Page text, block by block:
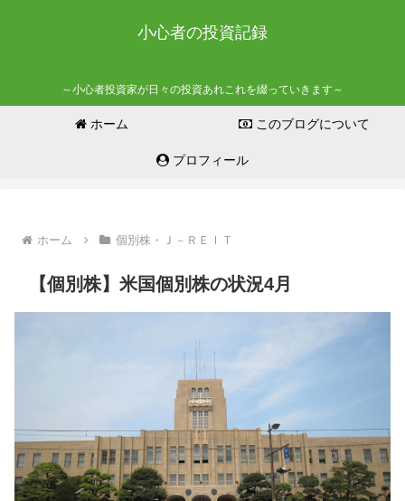
小心者の投資記録
～小心者投資家が日々の投資あれこれを綴っていきます～
ホーム このブログについて
プロフィール
ホーム 個別株・Ｊ－ＲＥＩＴ
【個別株】米国個別株の状況4月